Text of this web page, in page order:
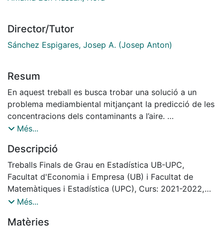
Director/Tutor
Sánchez Espigares, Josep A. (Josep Anton)
Resum
En aquest treball es busca trobar una solució a un
problema mediambiental mitjançant la predicció de les
concentracions dels contaminants a l’aire.
S’ha creat una interfície interactiva mitjançant shiny
àgil qualsevol tipus de sèries temporals aplicant els
mètodes d’allisat exponencial, la metodologia Box-
Jenkins i l’algoritme prophet.
Finalment, s’ha dut a terme l’anàlisi i la creació dels
diferents models de les PM2.5, PM10, NO2, CO i O3
i amb ajuda de la plataforma web, s’ha identificat que
Més...
Descripció
Treballs Finals de Grau en Estadística UB-UPC,
Facultat d'Economia i Empresa (UB) i Facultat de
Matemàtiques i Estadística (UPC), Curs: 2021-2022,
Tutor: Josep Anton Sànchez Espigares
Més...
Matèries